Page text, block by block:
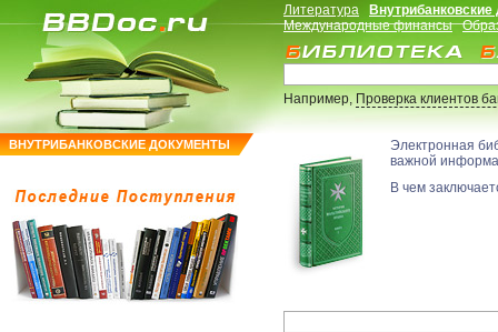
ВНУТРИБАНКОВСКИЕ ДОКУМЕНТЫ
Литература
Международные финансы
Например,Проверка клиентов
Электронная
важной
В чем